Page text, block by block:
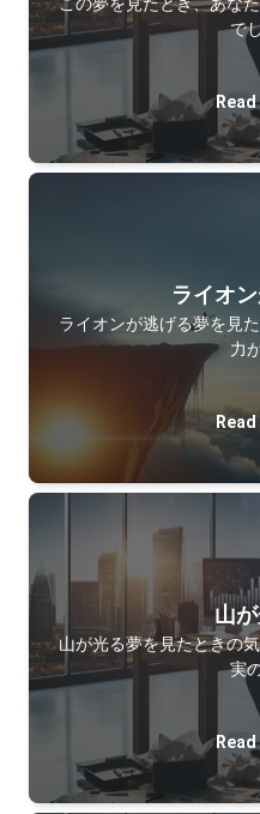
で
ライオ
ライオンが逃げる夢を見
力
山
山が光る夢を見たときの
実